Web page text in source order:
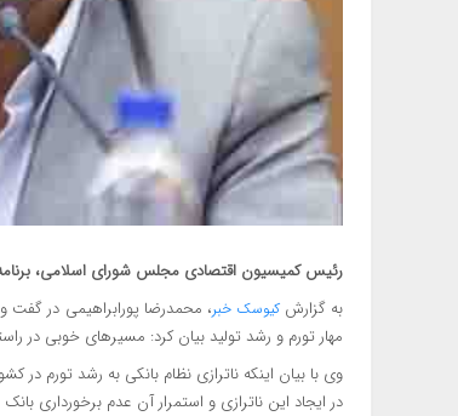
رئیس کمیسیون اقتصادی مجلس شورای اسلامی،
به گزارشکیوسک خبر
مهار تورم و رشد تولید بیان کرد: مسیرهای خوبی در
وی با بیان اینکه ناترازی نظام بانکی به رشد تورم
در ایجاد این ناترازی و استمرار آن عدم برخورداری